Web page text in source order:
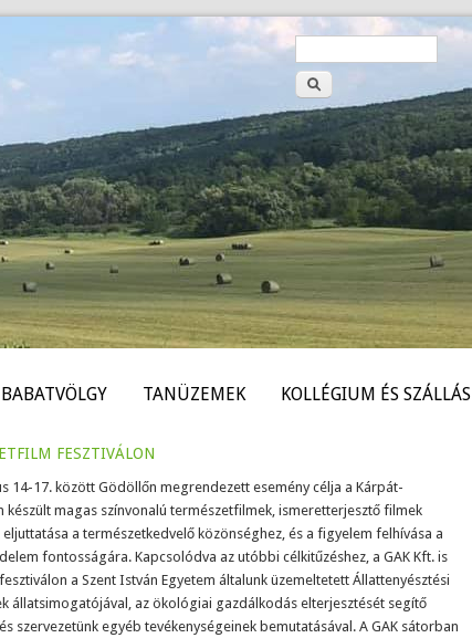
Keresés
űrlap
BABATVÖLGY TANÜZEMEK KOLLÉGIUM ÉS SZÁLLÁS
fesztiválon
14-17. között Gödöllőn megrendezett esemény célja a Kárpát-
készült magas színvonalú természetfilmek, ismeretterjesztő filmek
eljuttatása a természetkedvelő közönséghez, és a figyelem felhívása a
fontosságára. Kapcsolódva az utóbbi célkitűzéshez, a GAK Kft. is
a Szent István Egyetem általunk üzemeltetett Állattenyésztési
állatsimogatójával, az ökológiai gazdálkodás elterjesztését segítő
szervezetünk egyéb tevékenységeinek bemutatásával. A GAK sátorban